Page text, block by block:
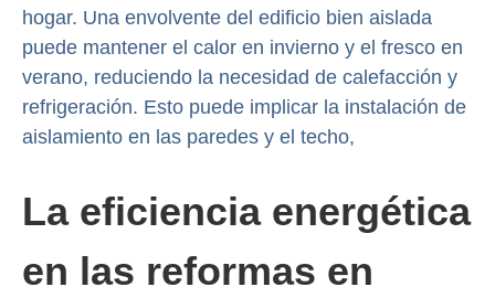
hogar. Una envolvente del edificio bien aislada
puede mantener el calor en invierno y el fresco en
verano, reduciendo la necesidad de calefacción y
refrigeración. Esto puede implicar la instalación de
aislamiento en las paredes y el techo,
La eficiencia energética
en las reformas en